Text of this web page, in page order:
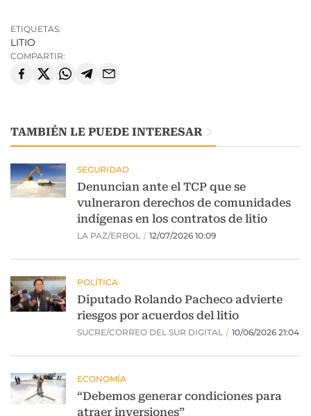
ETIQUETAS:
LITIO
COMPARTIR:
TAMBIÉN LE PUEDE INTERESAR